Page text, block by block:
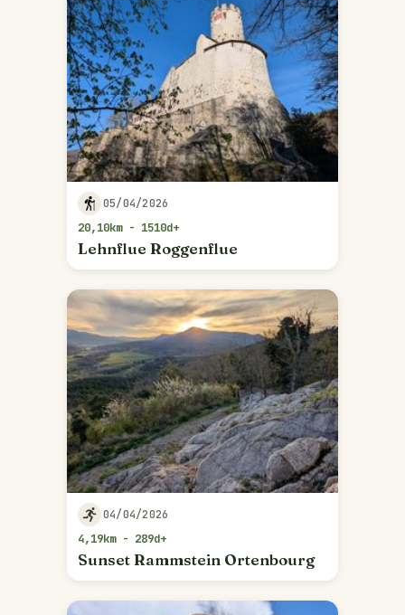
05/04/2026
20,10km - 1510d+
Lehnflue Roggenflue
04/04/2026
4,19km - 289d+
Sunset Rammstein Ortenbourg